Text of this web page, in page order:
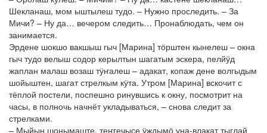
Шекланаш, мом ыштылеш тудо. – Нужно проследить. – За
Мичи? – Ну да… вечером следить… Пронаблюдать, чем он
занимается.
Эрдене шокшо вакшыш гыч [Марина] тӧрштен кынелеш – окна
гыч тудо велыш содор керылтын шагатым эскера, пелйӱд
жаплан малаш возаш тӱҥалеш – адакат, копаж дене волгыдым
шойыштен, шагат стрелкым кӱта. Утром [Марина] вскочит с
тёплой постели, поспешно ринувшись к окну, посмотрит на
часы, в полночь начнёт укладываться, – снова следит за
стрелками.
– Мыйын шонымаште, теҥгечысе ӱждымӧ уна-влакат тыглай